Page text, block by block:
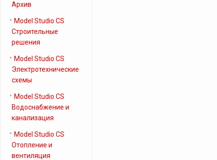
Архив
Model Studio CS
Строительные
решения
Model Studio CS
Электротехнические
схемы
Model Studio CS
Водоснабжение и
канализация
Model Studio CS
Отопление и
вентиляция